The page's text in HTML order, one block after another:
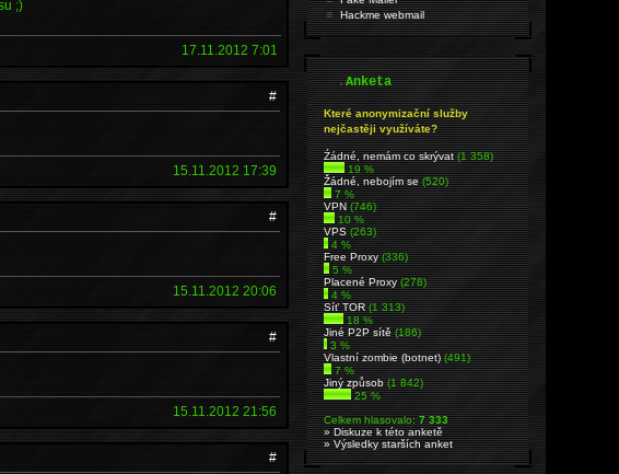
;)
17.11.2012 7:01
#
15.11.2012 17:39
#
15.11.2012 20:06
#
15.11.2012 21:56
#
Hackme webmail
.Anketa
Které anonymizační služby
nejčastěji využíváte?
Źádné, nemám co skrývat(1 358)
19 %
Žádné, nebojím se(520)
7 %
VPN(746)
10 %
VPS(263)
4 %
Free Proxy(336)
5 %
Placené Proxy(278)
4 %
Síť TOR(1 313)
18 %
Jiné P2P sítě(186)
3 %
Vlastní zombie (botnet)(491)
7 %
Jiný způsob(1 842)
25 %
Celkem hlasovalo:7 333
» Diskuze k této anketě
» Výsledky starších anket